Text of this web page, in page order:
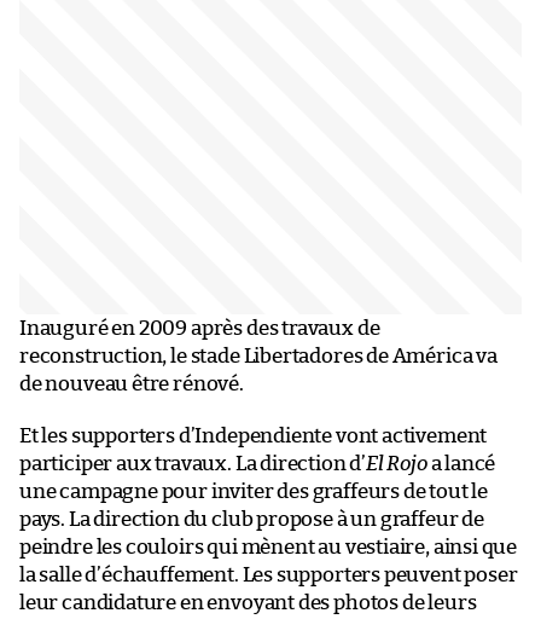
Inauguré en 2009 après des travaux de
reconstruction, le stade Libertadores de América va
de nouveau être rénové.
Et les supporters d’Independiente vont activement
participer aux travaux. La direction d’El Rojoa lancé
une campagne pour inviter des graffeurs de tout le
pays. La direction du club propose à un graffeur de
peindre les couloirs qui mènent au vestiaire, ainsi que
la salle d’échauffement. Les supporters peuvent poser
leur candidature en envoyant des photos de leurs